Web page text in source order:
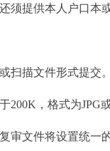
提供本人户口本
扫描文件形式提交
，格式为JPG
文件将设置统一